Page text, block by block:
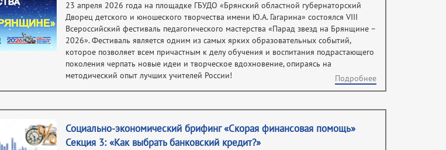
23 апреля 2026 года на площадке ГБУДО «Брянский областной губернаторский
Дворец детского и юношеского творчества имени Ю.А. Гагарина» состоялся VIII
Всероссийский фестиваль педагогического мастерства «Парад звезд на Брянщине –
2026». Фестиваль является одним из самых ярких образовательных событий,
которое позволяет всем причастным к делу обучения и воспитания подрастающего
поколения черпать новые идеи и творческое вдохновение, опираясь на
методический опыт лучших учителей России!
Подробнее
Социально-экономический брифинг «Скорая финансовая помощь»
Секция 3: «Как выбрать банковский кредит?»